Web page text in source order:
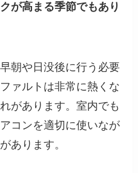
が高まる季節でもあり
朝や日没後に行う必要
ァルトは非常に熱くな
があります。室内でも
コンを適切に使いなが
あります。